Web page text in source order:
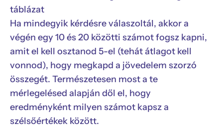
Ha mindegyik kérdésre válaszoltál, akkor a
végén egy 10 és 20 közötti számot fogsz kapni,
amit el kell osztanod 5-el (tehát átlagot kell
vonnod), hogy megkapd a jövedelem szorzó
összegét. Természetesen most a te
mérlegelésed alapján dől el, hogy
eredményként milyen számot kapsz a
szélsőértékek között.